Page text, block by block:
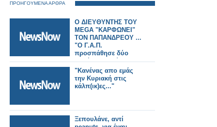
ΠΡΟΗΓΟΥΜΕΝΑ ΑΡΘΡΑ
Ο ΔΙΕΥΘΥΝΤΗΣ ΤΟΥ
MEGA "ΚΑΡΦΩΝΕΙ"
ΤΟΝ ΠΑΠΑΝΔΡΕΟΥ ...
"Ο Γ.Α.Π.
προσπάθησε δύο
φορές να φιμώσει το
MEGA"
"Κανένας απο εμάς
την Κυριακή στις
κάλπ(ικ)ες..."
Ξεπουλάνε, αντί